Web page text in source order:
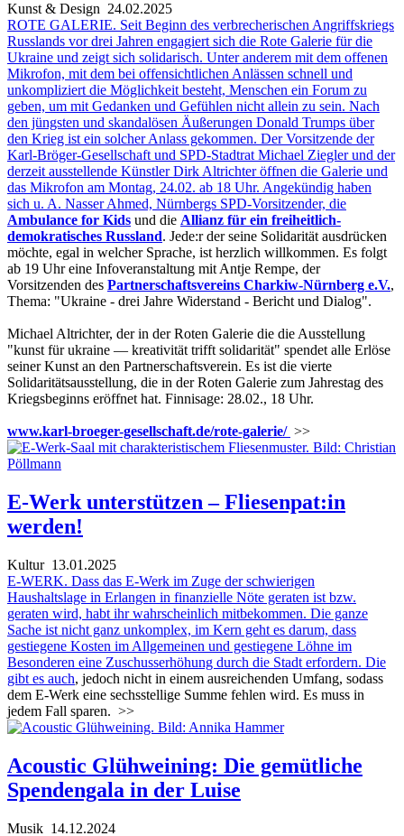
Kunst & Design 24.02.2025
ROTE GALERIE. Seit Beginn des verbrecherischen Angriffskriegs
Russlands vor drei Jahren engagiert sich die Rote Galerie für die
Ukraine und zeigt sich solidarisch. Unter anderem mit dem offenen
Mikrofon, mit dem bei offensichtlichen Anlässen schnell und
unkompliziert die Möglichkeit besteht, Menschen ein Forum zu
geben, um mit Gedanken und Gefühlen nicht allein zu sein. Nach
den jüngsten und skandalösen Äußerungen Donald Trumps über
den Krieg ist ein solcher Anlass gekommen. Der Vorsitzende der
Karl-Bröger-Gesellschaft und SPD-Stadtrat Michael Ziegler und der
derzeit ausstellende Künstler Dirk Altrichter öffnen die Galerie und
das Mikrofon am Montag, 24.02. ab 18 Uhr. Angekündig haben
sich u. A. Nasser Ahmed, Nürnbergs SPD-Vorsitzender, die
Ambulance for Kids und die Allianz für ein freiheitlich-
demokratisches Russland. Jede:r der seine Solidarität ausdrücken
möchte, egal in welcher Sprache, ist herzlich willkommen. Es folgt
ab 19 Uhr eine Infoveranstaltung mit Antje Rempe, der
Vorsitzenden des Partnerschaftsvereins Charkiw-Nürnberg e.V.,
Thema: "Ukraine - drei Jahre Widerstand - Bericht und Dialog".
Michael Altrichter, der in der Roten Galerie die die Ausstellung
"kunst für ukraine — kreativität trifft solidarität" spendet alle Erlöse
seiner Kunst an den Partnerschaftsverein. Es ist die vierte
Solidaritätsausstellung, die in der Roten Galerie zum Jahrestag des
Kriegsbeginns eröffnet hat. Finnisage: 28.02., 18 Uhr.
www.karl-broeger-gesellschaft.de/rote-galerie/ >>
E-Werk unterstützen – Fliesenpat:in
werden!
Kultur13.01.2025
E-WERK. Dass das E-Werk im Zuge der schwierigen
Haushaltslage in Erlangen in finanzielle Nöte geraten ist bzw.
geraten wird, habt ihr wahrscheinlich mitbekommen. Die ganze
Sache ist nicht ganz unkomplex, im Kern geht es darum, dass
gestiegene Kosten im Allgemeinen und gestiegene Löhne im
Besonderen eine Zuschusserhöhung durch die Stadt erfordern. Die
gibt es auch, jedoch nicht in einem ausreichenden Umfang, sodass
dem E-Werk eine sechsstellige Summe fehlen wird. Es muss in
jedem Fall sparen. >>
Acoustic Glühweining: Die gemütliche
Spendengala in der Luise
Musik 14.12.2024